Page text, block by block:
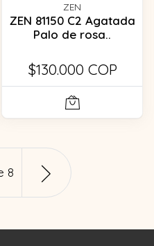
ZEN
ZEN 81150 C2 Agatada
Palo de rosa..
$130.000 COP
8